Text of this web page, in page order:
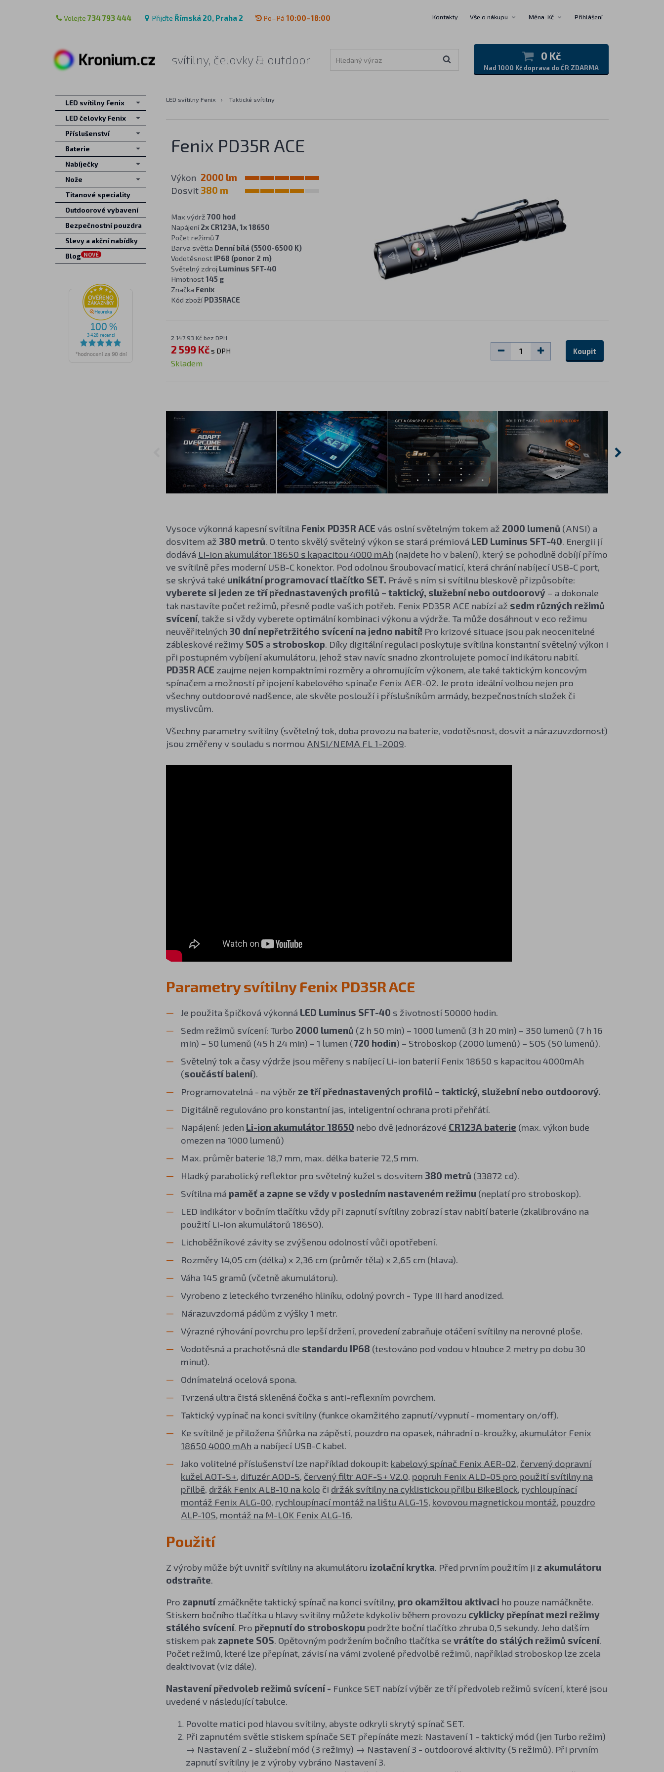
Volejte 734 793 444 Přijďte Římská 20, Praha 2 Po–Pá 10:00–18:00 Kontakty Vše o nákupu Měna: Kč Přihlášení
svítilny, čelovky & outdoor 0 Kč
Nad 1000 Kč doprava do ČR ZDARMA
LED svítilny Fenix › Taktické svítilny
Fenix PD35R ACE
Výkon 2000 lm
Dosvit 380 m
Max výdrž 700 hod
Napájení2x CR123A, 1x 18650
Počet režimů7
Barva světla Denní bílá (5500-6500 K)
Vodotěsnost IP68 (ponor 2 m)
Světelný zdroj Luminus SFT-40
Hmotnost145 g
Značka Fenix
Kód zbožíPD35RACE
2 147,93 Kč bez DPH
2 599 Kčs DPH
Skladem
Koupit
Vysoce výkonná kapesní svítilna Fenix PD35R ACE vás oslní světelným tokem až 2000 lumenů (ANSI) a
dosvitem až 380 metrů. O tento skvělý světelný výkon se stará prémiová LED Luminus SFT-40. Energii jí
dodává Li-ion akumulátor 18650 s kapacitou 4000 mAh (najdete ho v balení), který se pohodlně dobíjí přímo
ve svítilně přes moderní USB-C konektor. Pod odolnou šroubovací maticí, která chrání nabíjecí USB-C port,
se skrývá také unikátní programovací tlačítko SET. Právě s ním si svítilnu bleskově přizpůsobíte:
vyberete si jeden ze tří přednastavených profilů – taktický, služební nebo outdoorový– a dokonale
tak nastavíte počet režimů, přesně podle vašich potřeb. Fenix PD35R ACE nabízí až sedm různých režimů
svícení, takže si vždy vyberete optimální kombinaci výkonu a výdrže. Ta může dosáhnout v eco režimu
neuvěřitelných 30 dní nepřetržitého svícení na jedno nabití! Pro krizové situace jsou pak neocenitelné
zábleskové režimy SOS a stroboskop. Díky digitální regulaci poskytuje svítilna konstantní světelný výkon i
při postupném vybíjení akumulátoru, jehož stav navíc snadno zkontrolujete pomocí indikátoru nabití.
PD35R ACE zaujme nejen kompaktními rozměry a ohromujícím výkonem, ale také taktickým koncovým
spínačem a možností připojeníkabelového spínače Fenix AER-02. Je proto ideální volbou nejen pro
všechny outdoorové nadšence, ale skvěle poslouží i příslušníkům armády, bezpečnostních složek či
myslivcům.
Všechny parametry svítilny (světelný tok, doba provozu na baterie, vodotěsnost, dosvit a nárazuvzdornost)
jsou změřeny v souladu s normou ANSI/NEMA FL 1-2009.
Parametry svítilny Fenix PD35R ACE
Je použita špičková výkonná LED Luminus SFT-40 s životností 50000 hodin.
Sedm režimů svícení: Turbo 2000 lumenů (2 h 50 min) – 1000 lumenů (3 h 20 min) – 350 lumenů (7 h 16
min) – 50 lumenů (45 h 24 min) – 1 lumen (720 hodin) – Stroboskop (2000 lumenů) – SOS (50 lumenů).
Světelný tok a časy výdrže jsou měřeny s nabíjecí Li-ion baterií Fenix 18650 s kapacitou 4000mAh
(součástí balení).
Programovatelná - na výběr ze tří přednastavených profilů – taktický, služební nebo outdoorový.
Digitálně regulováno pro konstantní jas, inteligentní ochrana proti přehřátí.
Napájení: jeden Li-ion akumulátor 18650 nebo dvě jednorázové CR123A baterie (max. výkon bude
omezen na 1000 lumenů)
Max. průměr baterie 18,7 mm, max. délka baterie 72,5 mm.
Hladký parabolický reflektor pro světelný kužel s dosvitem 380 metrů (33872 cd).
Svítilna má paměť a zapne se vždy v posledním nastaveném režimu (neplatí pro stroboskop).
LED indikátor v bočním tlačítku vždy při zapnutí svítilny zobrazí stav nabití baterie (zkalibrováno na
použití Li-ion akumulátorů 18650).
Lichoběžníkové závity se zvýšenou odolností vůči opotřebení.
Rozměry 14,05 cm (délka) x 2,36 cm (průměr těla) x 2,65 cm (hlava).
Váha 145 gramů (včetně akumulátoru).
Vyrobeno z leteckého tvrzeného hliníku, odolný povrch - Type III hard anodized.
Nárazuvzdorná pádům z výšky 1 metr.
Výrazné rýhování povrchu pro lepší držení, provedení zabraňuje otáčení svítilny na nerovné ploše.
Vodotěsná a prachotěsná dle standardu IP68 (testováno pod vodou v hloubce 2 metry po dobu 30
minut).
Odnímatelná ocelová spona.
Tvrzená ultra čistá skleněná čočka s anti-reflexním povrchem.
Taktický vypínač na konci svítilny (funkce okamžitého zapnutí/vypnutí - momentary on/off).
Ke svítilně je přiložena šňůrka na zápěstí, pouzdro na opasek, náhradní o-kroužky, akumulátor Fenix
18650 4000 mAh a nabíjecí USB-C kabel.
Jako volitelné příslušenství lze například dokoupit: kabelový spínač Fenix AER-02 červený dopravní
kužel AOT-S+ difuzér AOD-S červený filtr AOF-S+ V2.0 popruh Fenix ALD-05 pro použití svítilny na
přilbě držák Fenix ALB-10 na kolo či držák svítilny na cyklistickou přilbu BikeBlock rychloupínací
montáž Fenix ALG-00 rychloupínací montáž na lištu ALG-15 kovovou magnetickou montáž pouzdro
ALP-10S montáž na M-LOK Fenix ALG-16
Použití
Z výroby může být uvnitř svítilny na akumulátoru izolační krytka . Před prvním použitím ji z akumulátoru
odstraňte
Pro zapnutízmáčkněte taktický spínač na konci svítilny, pro okamžitou aktivaci ho pouze namáčkněte.
Stiskem bočního tlačítka u hlavy svítilny můžete kdykoliv během provozu cyklicky přepínat mezi režimy
stálého svícení. Pro přepnutí do stroboskopu podržte boční tlačítko zhruba 0,5 sekundy. Jeho dalším
stiskem pak zapnete SOS. Opětovným podržením bočního tlačítka se vrátíte do stálých režimů svícení.
Počet režimů, které lze přepínat, závisí na vámi zvolené předvolbě režimů, například stroboskop lze zcela
deaktivovat (viz dále).
Nastavení předvoleb režimů svícení - Funkce SET nabízí výběr ze tří předvoleb režimů svícení, které jsou
uvedené v následující tabulce.
Povolte matici pod hlavou svítilny, abyste odkryli skrytý spínač SET.
Při zapnutém světle stiskem spínače SET přepínáte mezi: Nastavení 1 - taktický mód (jen Turbo režim)
→ Nastavení 2 - služební mód (3 režimy) → Nastavení 3 - outdoorové aktivity (5 režimů). Při prvním
zapnutí svítilny je z výroby vybráno Nastavení 3.
LED svítilny Fenix
LED čelovky Fenix
Příslušenství
Baterie
Nabíječky
Nože
Titanové speciality
Outdoorové vybavení
Bezpečnostní pouzdra
Slevy a akční nabídky
Blog NOVÉ